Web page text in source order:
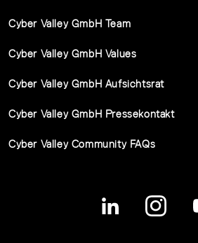
Cyber Valley GmbH Team
Cyber Valley GmbH Values
Cyber Valley GmbH Aufsichtsrat
Cyber Valley GmbH Pressekontakt
Cyber Valley Community FAQs